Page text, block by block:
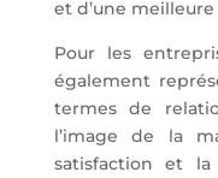
et d’une
Pour les
également
termes de
l’image de la
satisfaction et